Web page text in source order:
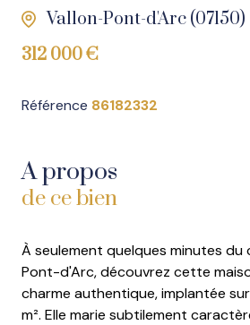
en
location
Vallon-Pont-d'Arc (07150)
312 000 €
Référence 86182332
A propos
de ce bien
À seulement quelques minutes
Pont-d'Arc, découvrez cette
charme authentique, implantée
m². Elle marie subtilement